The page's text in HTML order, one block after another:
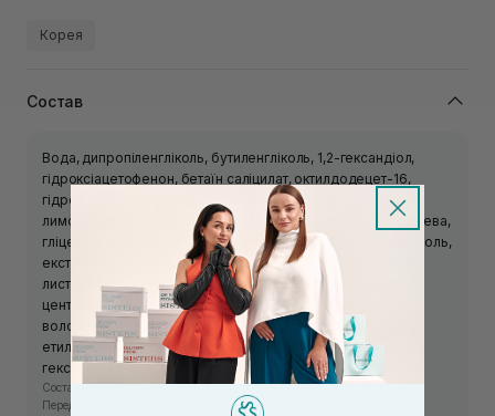
Корея
Состав
Вода, дипропіленгліколь, бутиленгліколь, 1,2-гександіол,
гідроксіацетофенон, бетаїн саліцилат, октилдодецет-16,
гідроксіетил сечовина, трометамін, бетаїн, цитрат натрію,
лимонна кислота, динатрій ЕДТА, ефірна олія чайного дерева,
гліцерин, глюконолактон, алантоїн, пантенол, пентиленгліколь,
екстракт листя криптомерії (японського кедру), екстракт
листя лотусу, фільтрат ферменту сахароміцетів, екстракт
центели азіатської, екстракт кореня гіпсофіли (лищиця
волотиста), каприлоілсаліцилова кислота, бета-глюкан,
етилгексилгліцерин, аспаргінова кислота, ацетил
гексапептид-8.
Состав средства может изменяться производителем.
Перед использованием ознакомьтесь с информацией на упаковке.